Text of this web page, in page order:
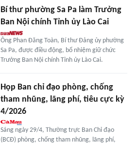
Bí thư phường Sa Pa làm Trưởng
Ban Nội chính Tỉnh ủy Lào Cai
Ông Phan Đăng Toàn, Bí thư Đảng ủy phường
Sa Pa, được điều động, bổ nhiệm giữ chức
Trưởng Ban Nội chính Tỉnh ủy Lào Cai.
Họp Ban chỉ đạo phòng, chống
tham nhũng, lãng phí, tiêu cực kỳ
4/2026
Sáng ngày 29/4, Thường trực Ban Chỉ đạo
(BCĐ) phòng, chống tham nhũng, lãng phí,